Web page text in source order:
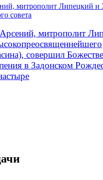
митрополит Липецкий и
совета
митрополит
совершил
в Задонском